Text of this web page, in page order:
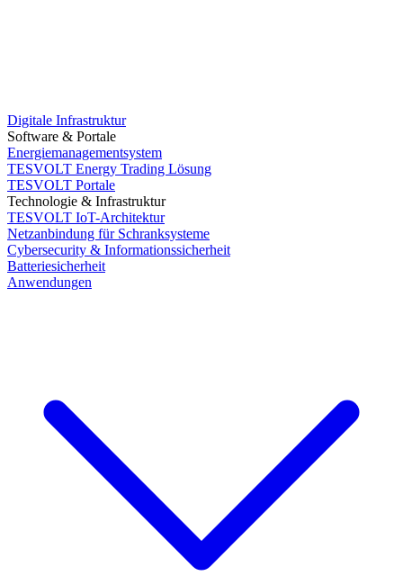
Digitale Infrastruktur
Software & Portale
Energiemanagementsystem
TESVOLT Energy Trading Lösung
TESVOLT Portale
Technologie & Infrastruktur
TESVOLT IoT-Architektur
Netzanbindung für Schranksysteme
Cybersecurity & Informationssicherheit
Batteriesicherheit
Anwendungen